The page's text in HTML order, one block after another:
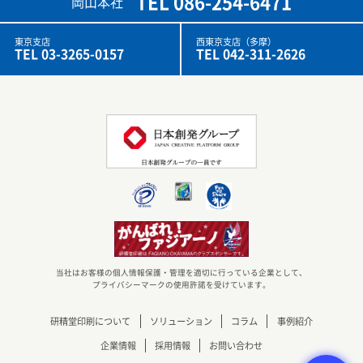
東京支店
TEL 03-3265-0157
西東京支店（多摩）
TEL 042-311-2626
当社はお客様の個人情報保護・管理を適切に行っている企業として、
プライバシーマークの使用許諾を受けています。
研精堂印刷について ソリューション コラム
事例紹介
企業情報
採用情報 お問い合わせ